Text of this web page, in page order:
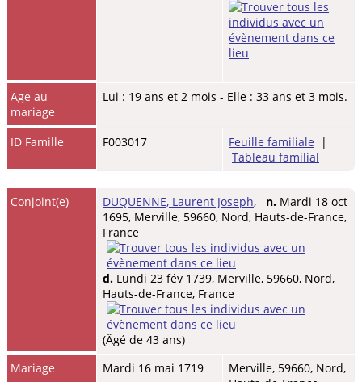
Age au
mariage
Lui : 19 ans et 2 mois - Elle : 33 ans et 3 mois.
ID Famille F003017 Feuille familiale |
Tableau familial
Conjoint(e) DUQUENNE, Laurent Joseph, n. Mardi 18 oct
1695, Merville, 59660, Nord, Hauts-de-France,
France
d. Lundi 23 fév 1739, Merville, 59660, Nord,
Hauts-de-France, France
(Âgé de 43 ans)
Mariage
Mardi 16 mai 1719
Merville, 59660, Nord,